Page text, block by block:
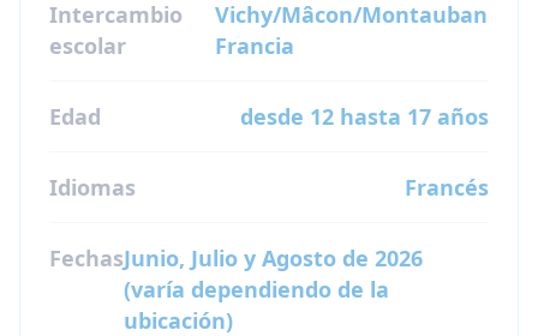
Intercambio
escolar
Vichy/Mâcon/Montauban
Francia
Edad desde 12 hasta 17 años
Idiomas Francés
FechasJunio, Julio y Agosto de 2026
(varía dependiendo de la
ubicación)